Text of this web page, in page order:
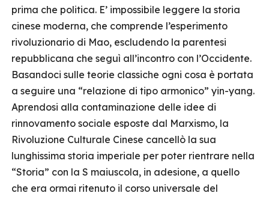
prima che politica. E’ impossibile leggere la storia
cinese moderna, che comprende l’esperimento
rivoluzionario di Mao, escludendo la parentesi
repubblicana che seguì all’incontro con l’Occidente.
Basandoci sulle teorie classiche ogni cosa è portata
a seguire una “relazione di tipo armonico” yin-yang.
Aprendosi alla contaminazione delle idee di
rinnovamento sociale esposte dal Marxismo, la
Rivoluzione Culturale Cinese cancellò la sua
lunghissima storia imperiale per poter rientrare nella
“Storia” con la S maiuscola, in adesione, a quello
che era ormai ritenuto il corso universale del